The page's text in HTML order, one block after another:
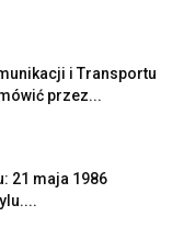
i Transportu
przez...
21 maja 1986